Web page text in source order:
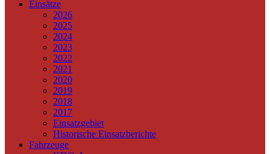
Einsätze
2026
2025
2024
2023
2022
2021
2020
2019
2018
2017
Einsatzgebiet
Historische Einsatzberichte
Fahrzeuge